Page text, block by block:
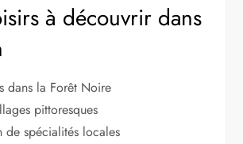
à découvrir dans
dans la Forêt Noire
pittoresques
de spécialités locales